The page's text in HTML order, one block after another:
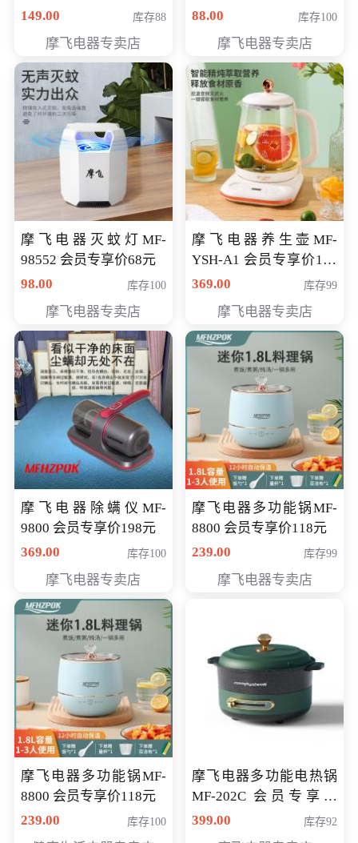
98元
149.00 库存88
摩飞电器专卖店
88.00
库存100
摩飞电器专卖店
摩飞电器灭蚊灯MF-
98552 会员专享价68元
98.00
库存100
摩飞电器专卖店
摩飞电器养生壶MF-
YSH-A1 会员专享价198
元
369.00 库存99
摩飞电器专卖店
摩飞电器除螨仪MF-
9800 会员专享价198元
369.00
库存100
摩飞电器专卖店
摩飞电器多功能锅MF-
8800 会员专享价118元
239.00
库存99
摩飞电器专卖店
摩飞电器多功能锅MF-
8800 会员专享价118元
239.00
库存100
摩飞电器多功能电热锅
MF-202C 会员专享价
269元
399.00 库存92